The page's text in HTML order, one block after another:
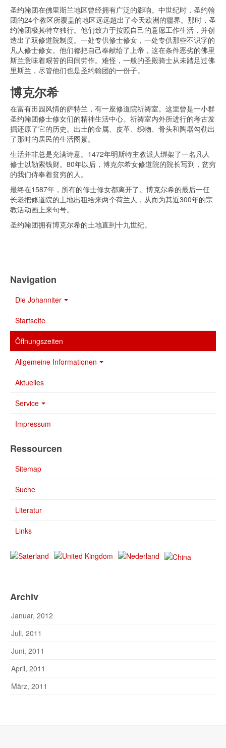
圣约翰团在佛里斯兰地区曾经拥有广泛的影响。中世纪时，圣约翰
团的24个教区所覆盖的地区远远超出了今天欧洲的疆界。那时，圣
约翰团极其特立独行。他们致力于按照自己的意愿工作生活，并创
造出了双修道院制度。一处专供修士修女，一处专供那些不识字的
凡人修士修女。他们都把自己奉献给了上帝，这在条件恶劣的佛里
斯兰意味着艰苦的田间劳作。难怪，一般的圣殿骑士从未踏足过佛
里斯兰，尽管他们也是圣约翰团的一份子。
博克尔希
在富有田园风情的萨特兰，有一座修道院祈祷室。这里曾是一小群
圣约翰团修士修女们的精神生活中心。祈祷室内外所进行的考古发
掘还原了它的历史。出土的金属、皮革、织物、骨头和陶器勾勒出
了那时的居民的生活图景。
生活并非总是充满诗意。1472年明斯特主教派人绑架了一名凡人
修士以勒索钱财。80年以后，博克尔希女修道院的院长写到，贫穷
的我们侍奉着贫穷的人。
最终在1587年，所有的修士修女都离开了。博克尔希的最后一任
长老把修道院的土地出租给来两个荷兰人，从而为其近300年的宗
教活动画上来句号。
圣约翰团拥有博克尔希的土地直到十九世纪。
Navigation
Die Johanniter
Startseite
Öffnungszeiten
Allgemeine Informationen
Aktuelles
Service
Impressum
Ressourcen
Sitemap
Suche
Literatur
Links
Archiv
Januar, 2012
Juli, 2011
Juni, 2011
April, 2011
März, 2011